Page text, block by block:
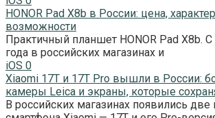
HONOR Pad X8b в России: цена,
возможности
Практичный планшет HONOR Pad X8b.
года в российских магазинах и
iOS 0
Xiaomi 17T и 17T Pro вышли в России:
камеры Leica и экраны, которые
В российских магазинах появились